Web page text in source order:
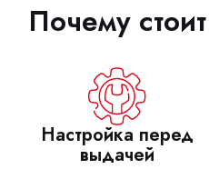
Почему
Настройка перед
выдачей